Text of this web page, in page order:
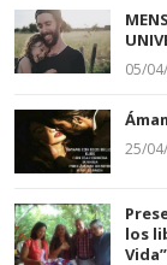
05/
25/
los